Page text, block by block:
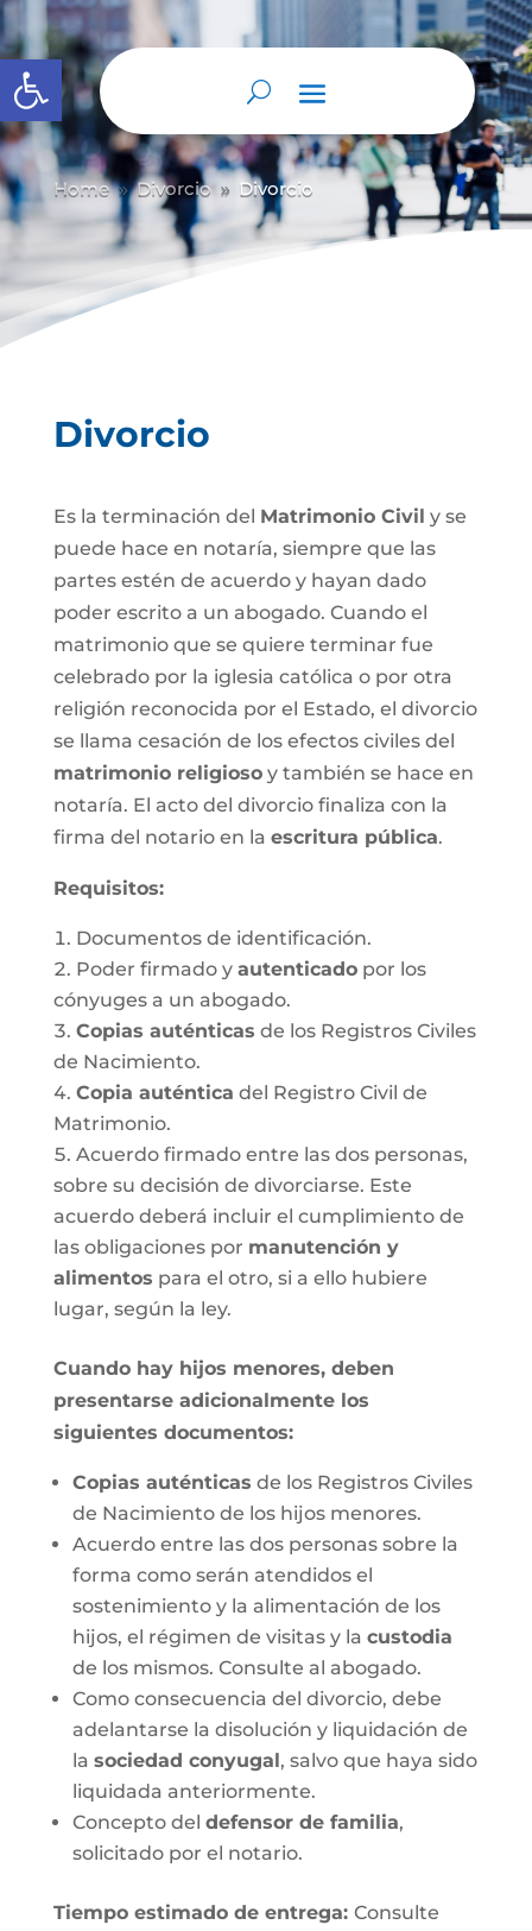
Abrir barra de herramientas
Home 9 Divorcio 9 Divorcio
Divorcio
Es la terminación del Matrimonio Civil y se
puede hace en notaría, siempre que las
partes estén de acuerdo y hayan dado
poder escrito a un abogado. Cuando el
matrimonio que se quiere terminar fue
celebrado por la iglesia católica o por otra
religión reconocida por el Estado, el divorcio
se llama cesación de los efectos civiles del
matrimonio religiosoy también se hace en
notaría. El acto del divorcio finaliza con la
firma del notario en la escritura pública.
Requisitos:
Documentos de identificación.
Poder firmado y autenticadopor los
cónyuges a un abogado.
Copias auténticas de los Registros Civiles
de Nacimiento.
Copia auténtica del Registro Civil de
Matrimonio.
Acuerdo firmado entre las dos personas,
sobre su decisión de divorciarse. Este
acuerdo deberá incluir el cumplimiento de
las obligaciones por manutención y
alimentos para el otro, si a ello hubiere
lugar, según la ley.
Cuando hay hijos menores, deben
presentarse adicionalmente los
siguientes documentos:
Copias auténticas de los Registros Civiles
de Nacimiento de los hijos menores.
Acuerdo entre las dos personas sobre la
forma como serán atendidos el
sostenimiento y la alimentación de los
hijos, el régimen de visitas y la custodia
de los mismos. Consulte al abogado.
Como consecuencia del divorcio, debe
adelantarse la disolución y liquidación de
la sociedad conyugal, salvo que haya sido
liquidada anteriormente.
Concepto del defensor de familia,
solicitado por el notario.
Tiempo estimado de entrega: Consulte